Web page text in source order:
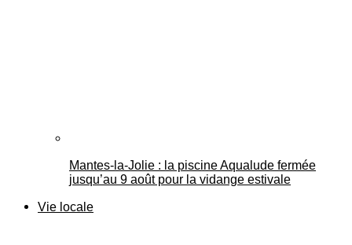
Mantes-la-Jolie : la piscine Aqualude fermée
jusqu’au 9 août pour la vidange estivale
Vie locale